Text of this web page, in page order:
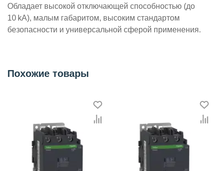
Обладает высокой отключающей способностью (до
10 kA), малым габаритом, высоким стандартом
безопасности и универсальной сферой применения.
Похожие товары